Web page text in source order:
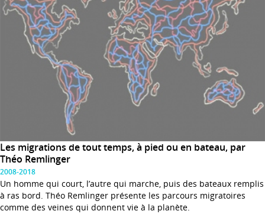
Les migrations de tout temps, à pied ou en bateau, par
Théo Remlinger
2008-2018
Un homme qui court, l’autre qui marche, puis des bateaux remplis
à ras bord. Théo Remlinger présente les parcours migratoires
comme des veines qui donnent vie à la planète.